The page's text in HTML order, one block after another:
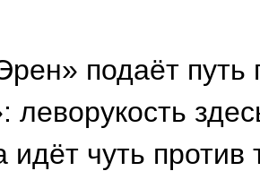
подаёт путь
леворукость
идёт чуть